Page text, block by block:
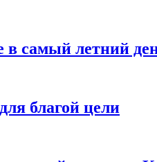
самый летний
благой цели